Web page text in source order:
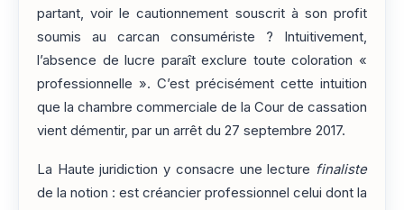
partant, voir le cautionnement souscrit à son profit
soumis au carcan consumériste ? Intuitivement,
l’absence de lucre paraît exclure toute coloration «
professionnelle ». C’est précisément cette intuition
que la chambre commerciale de la Cour de cassation
vient démentir, par un arrêt du 27 septembre 2017.
La Haute juridiction y consacre une lecture finaliste
de la notion : est créancier professionnel celui dont la